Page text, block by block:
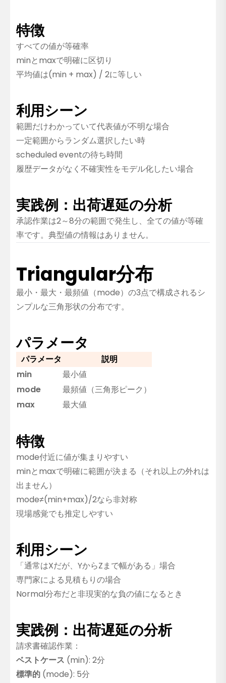
特徴
すべての値が等確率
minとmaxで明確に区切り
平均値は(min + max) / 2に等しい
利用シーン
範囲だけわかっていて代表値が不明な場合
一定範囲からランダム選択したい時
scheduled eventの待ち時間
履歴データがなく不確実性をモデル化したい場合
実践例：出荷遅延の分析
承認作業は2～8分の範囲で発生し、全ての値が等確
率です。典型値の情報はありません。
Triangular分布
最小・最大・最頻値（mode）の3点で構成されるシ
ンプルな三角形状の分布です。
パラメータ
パラメータ
説明
min
最小値
mode
最頻値（三角形ピーク）
max
最大値
特徴
mode付近に値が集まりやすい
minとmaxで明確に範囲が決まる（それ以上の外れは
出ません）
mode≠(min+max)/2なら非対称
現場感覚でも推定しやすい
利用シーン
「通常はXだが、YからZまで幅がある」場合
専門家による見積もりの場合
Normal分布だと非現実的な負の値になるとき
実践例：出荷遅延の分析
請求書確認作業：
ベストケース (min): 2分
標準的 (mode): 5分